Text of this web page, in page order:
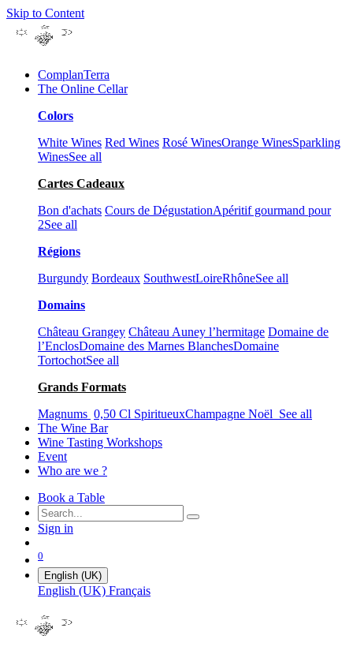
Skip to Content
ComplanTerra
The Online Cellar​
Colors
White Wines Red Wines Rosé WinesOrange WinesSparkling
WinesSee all
Cartes Cadeaux
Bon d'achats Cours de DégustationApéritif gourmand pour
2See all
Régions
Burgundy Bordeaux SouthwestLoireRhôneSee all
Domains
Château Grangey Château Auney l’hermitage Domaine de
l’EnclosDomaine des Marnes BlanchesDomaine
TortochotSee all
Grands Formats
Magnums 0,50 Cl SpiritueuxChampagne Noël See all
The Wine Bar
Wine Tasting Workshops
Event
Who are we ?
Book a Table
Sign in
0
English (UK)
English (UK) Français